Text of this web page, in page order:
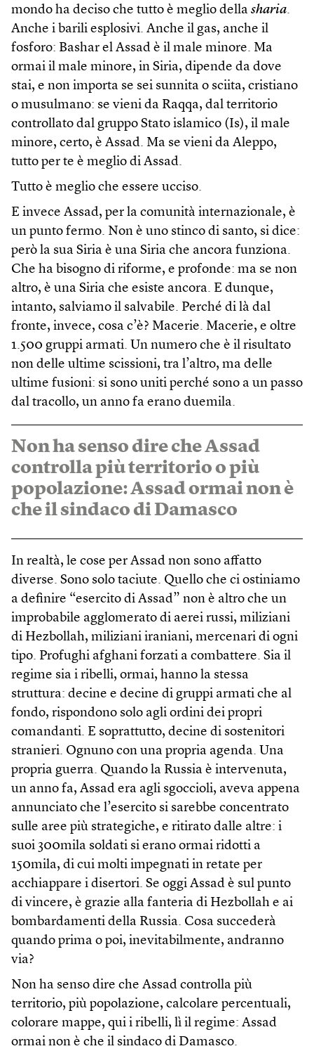
mondo ha deciso che tutto è meglio della sharia.
Anche i barili esplosivi. Anche il gas, anche il
fosforo: Bashar el Assad è il male minore. Ma
ormai il male minore, in Siria, dipende da dove
stai, e non importa se sei sunnita o sciita, cristiano
o musulmano: se vieni da Raqqa, dal territorio
controllato dal gruppo Stato islamico (Is), il male
minore, certo, è Assad. Ma se vieni da Aleppo,
tutto per te è meglio di Assad.
Tutto è meglio che essere ucciso.
E invece Assad, per la comunità internazionale, è
un punto fermo. Non è uno stinco di santo, si dice:
però la sua Siria è una Siria che ancora funziona.
Che ha bisogno di riforme, e profonde: ma se non
altro, è una Siria che esiste ancora. E dunque,
intanto, salviamo il salvabile. Perché di là dal
fronte, invece, cosa c’è? Macerie. Macerie, e oltre
1.500 gruppi armati. Un numero che è il risultato
non delle ultime scissioni, tra l’altro, ma delle
ultime fusioni: si sono uniti perché sono a un passo
dal tracollo, un anno fa erano duemila.
Non ha senso dire che Assad
controlla più territorio o più
popolazione: Assad ormai non è
che il sindaco di Damasco
In realtà, le cose per Assad non sono affatto
diverse. Sono solo taciute. Quello che ci ostiniamo
a definire “esercito di Assad” non è altro che un
improbabile agglomerato di aerei russi, miliziani
di Hezbollah, miliziani iraniani, mercenari di ogni
tipo. Profughi afghani forzati a combattere. Sia il
regime sia i ribelli, ormai, hanno la stessa
struttura: decine e decine di gruppi armati che al
fondo, rispondono solo agli ordini dei propri
comandanti. E soprattutto, decine di sostenitori
stranieri. Ognuno con una propria agenda. Una
propria guerra. Quando la Russia è intervenuta,
un anno fa, Assad era agli sgoccioli, aveva appena
annunciato che l’esercito si sarebbe concentrato
sulle aree più strategiche, e ritirato dalle altre: i
suoi 300mila soldati si erano ormai ridotti a
150mila, di cui molti impegnati in retate per
acchiappare i disertori. Se oggi Assad è sul punto
di vincere, è grazie alla fanteria di Hezbollah e ai
bombardamenti della Russia. Cosa succederà
quando prima o poi, inevitabilmente, andranno
via?
Non ha senso dire che Assad controlla più
territorio, più popolazione, calcolare percentuali,
colorare mappe, qui i ribelli, lì il regime: Assad
ormai non è che il sindaco di Damasco.